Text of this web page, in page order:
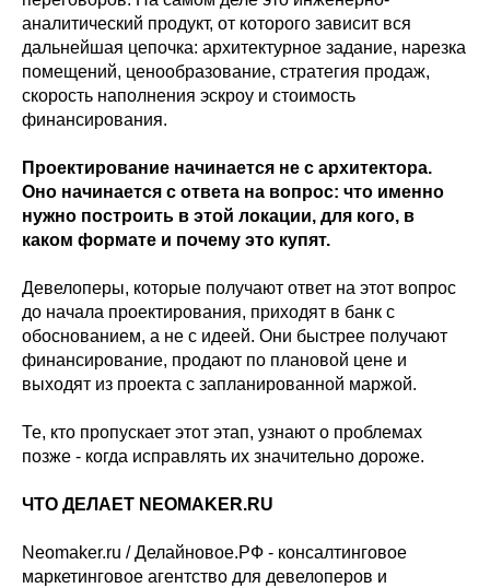
аналитический продукт, от которого зависит вся
дальнейшая цепочка: архитектурное задание, нарезка
помещений, ценообразование, стратегия продаж,
скорость наполнения эскроу и стоимость
финансирования.
Проектирование начинается не с архитектора.
Оно начинается с ответа на вопрос: что именно
нужно построить в этой локации, для кого, в
каком формате и почему это купят.
Девелоперы, которые получают ответ на этот вопрос
до начала проектирования, приходят в банк с
обоснованием, а не с идеей. Они быстрее получают
финансирование, продают по плановой цене и
выходят из проекта с запланированной маржой.
Те, кто пропускает этот этап, узнают о проблемах
позже - когда исправлять их значительно дороже.
ЧТО ДЕЛАЕТ NEOMAKER.RU
Neomaker.ru / Делайновое.РФ - консалтинговое
маркетинговое агентство для девелоперов и